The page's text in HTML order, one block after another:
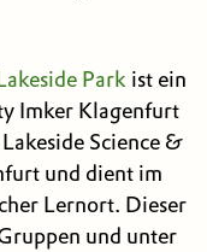
Parkist ein
Imker Klagenfurt
Science &
und dient im
Lernort. Dieser
und unter